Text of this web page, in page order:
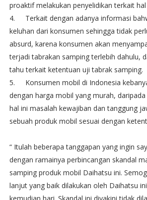
proaktif melakukan penyelidikan terkait
4.
Terkait dengan adanya informasi
keluhan dari konsumen sehingga tidak
absurd, karena konsumen akan
terjadi tabrakan samping terlebih dahulu,
tahu terkait ketentuan uji tabrak samping.
5.
Konsumen mobil di Indonesia
dengan harga mobil yang murah,
hal ini masalah kewajiban dan tanggung
sebuah produk mobil sesuai dengan
“ Itulah beberapa tanggapan yang ingin
dengan ramainya perbincangan skandal
samping produk mobil Daihatsu ini.
lanjut yang baik dilakukan oleh Daihatsu